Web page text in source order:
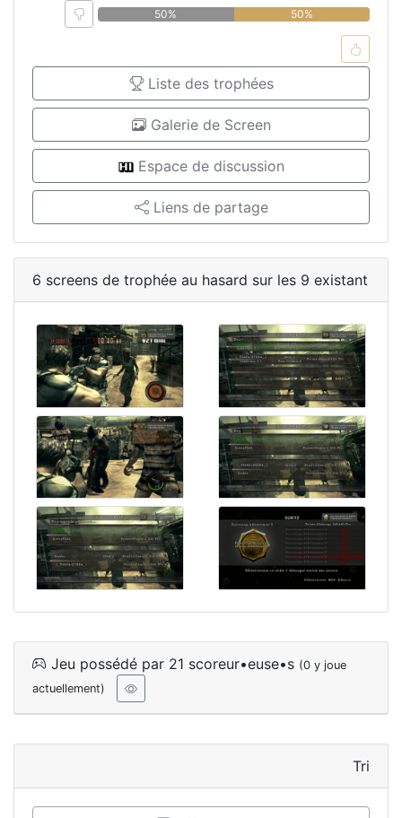
50%
50%
Liste des trophées
Galerie de Screen
Espace de discussion
Liens de partage
6 screens de trophée au hasard sur les 9 existant
Jeu possédé par 21 scoreur•euse•s (0 y joue
actuellement)
Tri